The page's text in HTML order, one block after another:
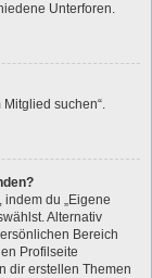
Unterforen.
Mitglied suchen“.
du „Eigene
Alternativ
Bereich
Profilseite
dir erstellen Themen